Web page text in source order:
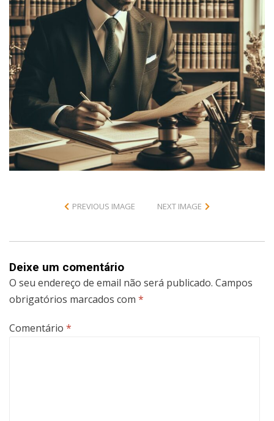
PREVIOUS IMAGE NEXT IMAGE
Deixe um comentário
O seu endereço de email não será publicado. Campos
obrigatórios marcados com *
Comentário *